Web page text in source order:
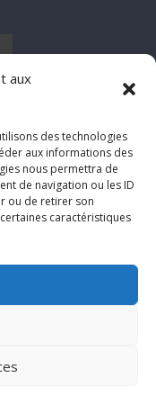
aux
des technologies
aux informations des
nous permettra de
de navigation ou les ID
ou de retirer son
caractéristiques